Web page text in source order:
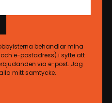
behandlar mina
e-postadress) i syfte att
via e-post. Jag
mitt samtycke.